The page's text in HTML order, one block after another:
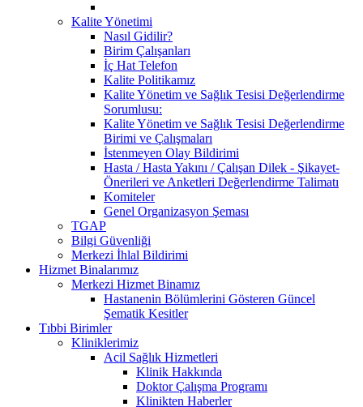
Kalite Yönetimi
Nasıl Gidilir?
Birim Çalışanları
İç Hat Telefon
Kalite Politikamız
Kalite Yönetim ve Sağlık Tesisi Değerlendirme
Sorumlusu:
Kalite Yönetim ve Sağlık Tesisi Değerlendirme
Birimi ve Çalışmaları
İstenmeyen Olay Bildirimi
Hasta / Hasta Yakını / Çalışan Dilek - Şikayet-
Önerileri ve Anketleri Değerlendirme Talimatı
Komiteler
Genel Organizasyon Şeması
TGAP
Bilgi Güvenliği
Merkezi İhlal Bildirimi
Hizmet Binalarımız
Merkezi Hizmet Binamız
Hastanenin Bölümlerini Gösteren Güncel
Şematik Kesitler
Tıbbi Birimler
Kliniklerimiz
Acil Sağlık Hizmetleri
Klinik Hakkında
Doktor Çalışma Programı
Klinikten Haberler